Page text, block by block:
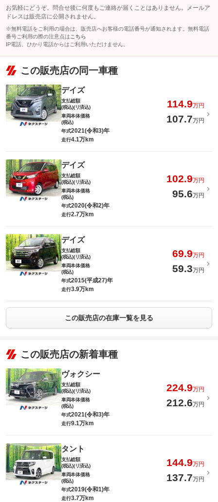
お気軽にどうぞ。問合せ後に何度もご連絡が届くことはありません。メールア
ドレスは販売店に公開されません。
※無料電話をご利用の場合は、販売店へお客様の電話番号が通知されます。無料電話
番号ご利用の際の注意点は こちら
IP電話、ひかり電話からはご利用いただけません。
この販売店の同一車種
デイズ
支払総額
(税込)(リ済込)
114.9万円
車両本体価格
(税込)
107.7万円
年式2021(令和3)年
走行4.1万km
デイズ
支払総額
(税込)(リ済込)
102.9万円
車両本体価格
(税込)
95.6万円
年式2020(令和2)年
走行2.7万km
デイズ
支払総額
(税込)(リ済込)
69.9万円
車両本体価格
(税込)
59.3万円
年式2015(平成27)年
走行3.9万km
この販売店の在庫一覧を見る
この販売店の新着車種
ヴォクシー
支払総額
(税込)(リ済込)
224.9万円
車両本体価格
(税込)
212.6万円
年式2021(令和3)年
走行9.1万km
タント
支払総額
(税込)(リ済込)
144.9万円
車両本体価格
(税込)
137.7万円
年式2019(令和1)年
走行3.7万km